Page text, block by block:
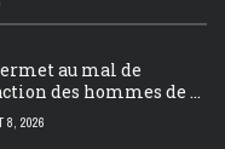
au mal de
des hommes de ...
8, 2026